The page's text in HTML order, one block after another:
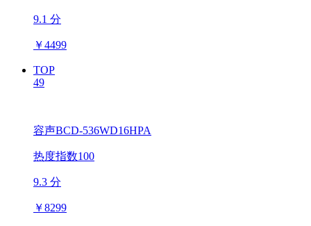
9.1 分
￥4499
TOP
49
容声BCD-536WD16HPA
热度指数100
9.3 分
￥8299